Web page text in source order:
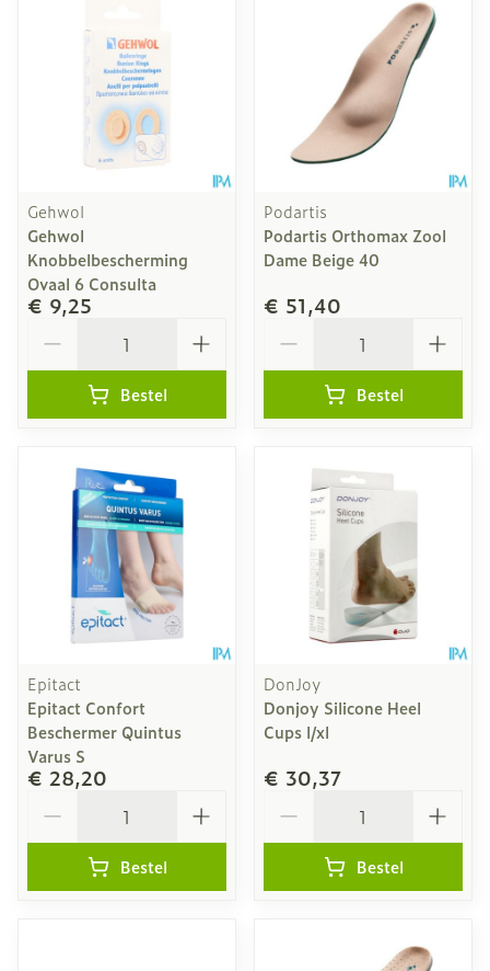
Gehwol
Gehwol
Knobbelbescherming
Ovaal 6 Consulta
€ 9,25
Bestel
Podartis
Podartis Orthomax Zool
Dame Beige 40
€ 51,40
Bestel
Epitact
Epitact Confort
Beschermer Quintus
Varus S
€ 28,20
Bestel
DonJoy
Donjoy Silicone Heel
Cups l/xl
€ 30,37
Bestel